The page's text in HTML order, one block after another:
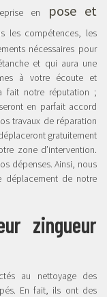
en
pose et
les compétences, les
nécessaires pour
et qui aura une
à votre écoute et
fait notre réputation ;
en parfait accord
travaux de réparation
gratuitement
zone d’intervention.
dépenses. Ainsi, nous
déplacement de notre
zingueur
au nettoyage des
En fait, ils ont des